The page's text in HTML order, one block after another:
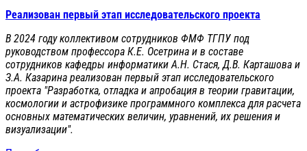
Реализован первый этап исследовательского проекта
В 2024 году коллективом сотрудников ФМФ ТГПУ под
руководством профессора К.Е. Осетрина и в составе
сотрудников кафедры информатики А.Н. Стася, Д.В. Карташова и
З.А. Казарина реализован первый этап исследовательского
проекта "Разработка, отладка и апробация в теории гравитации,
космологии и астрофизике программного комплекса для расчета
основных математических величин, уравнений, их решения и
визуализации".